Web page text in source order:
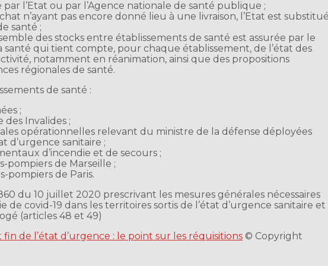
par l’Etat ou par l’Agence nationale de santé publique ;
n’ayant pas encore donné lieu à une livraison, l’Etat est
santé ;
des stocks entre établissements de santé est assurée par le
santé qui tient compte, pour chaque établissement, de l’état des
notamment en réanimation, ainsi que des propositions
régionales de santé.
de santé :
;
des Invalides ;
opérationnelles relevant du ministre de la défense déployées
d’urgence sanitaire ;
d’incendie et de secours ;
pompiers de Marseille ;
pompiers de Paris.
du 10 juillet 2020 prescrivant les mesures générales nécessaires
de covid-19 dans les territoires sortis de l’état d’urgence sanitaire et
(articles 48 et 49)
fin de l’état d’urgence : le point sur les réquisitions © Copyright